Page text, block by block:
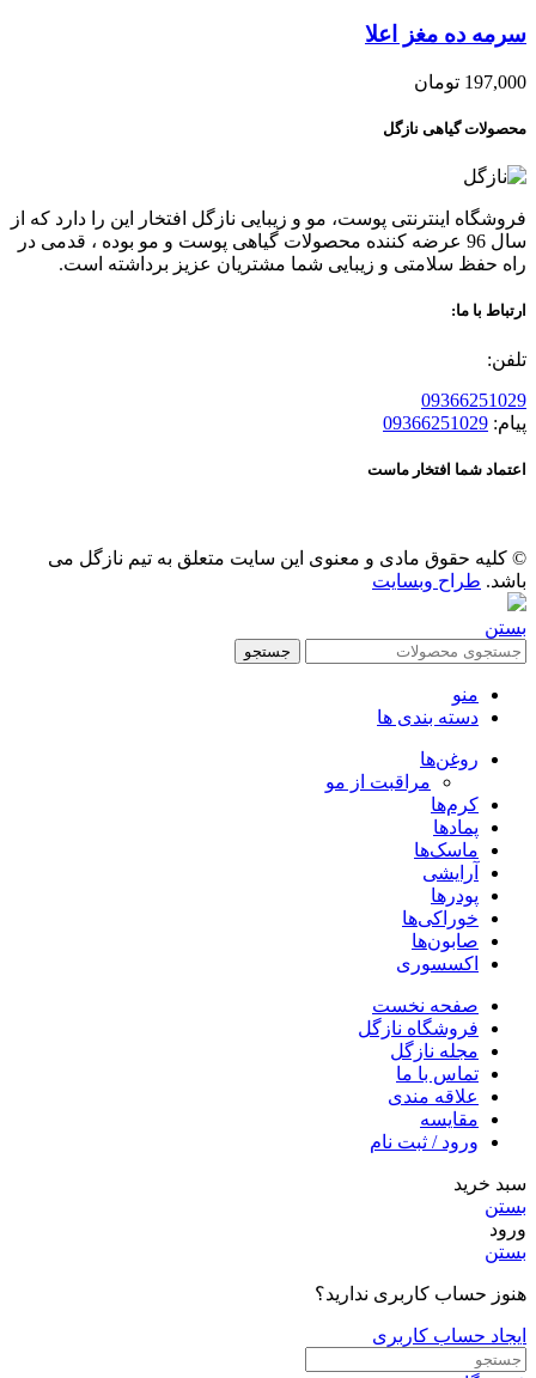
سرمه ده مغز اعلا
197,000 تومان
محصولات گیاهی نازگل
فروشگاه اینترنتی پوست، مو و زیبایی نازگل افتخار این را دارد که از
سال 96 عرضه کننده محصولات گیاهی پوست و مو بوده ، قدمی در
راه حفظ سلامتی و زیبایی شما مشتریان عزیز برداشته است.
ارتباط با ما:
تلفن:
09366251029
پیام: 09366251029
اعتماد شما افتخار ماست
© کلیه حقوق مادی و معنوی این سایت متعلق به تیم نازگل می
باشد. طراح وبسایت
بستن
جستجو
منو
دسته بندی ها
روغن‌ها
مراقبت از مو
کرم‌ها
پمادها
ماسک‌ها
آرایشی
پودرها
خوراکی‌ها
صابون‌ها
اکسسوری
صفحه نخست
فروشگاه نازگل
مجله نازگل
تماس با ما
علاقه مندی
مقایسه
ورود / ثبت نام
سبد خرید
بستن
ورود
بستن
هنوز حساب کاربری ندارید؟
ایجاد حساب کاربری